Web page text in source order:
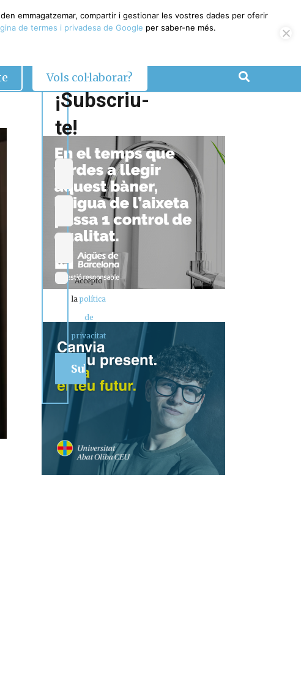
Vols col·laborar?
¡Subscriu-
te!
Accepto
lapolítica
de
privacitat
emmagatzemar, compartir i gestionar les vostres dades per oferir
de termes i privadesa de Google per saber-ne més.